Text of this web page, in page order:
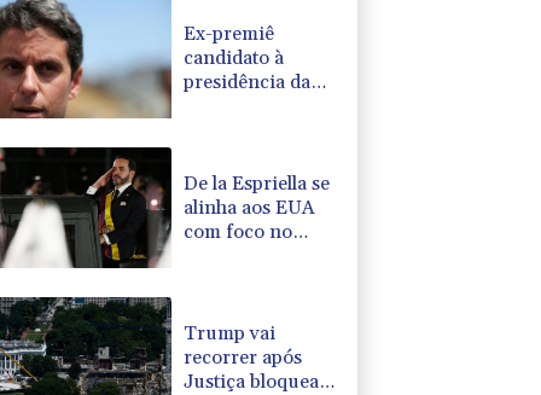
Ex-premiê
candidato à
presidência da
russa
De la Espriella se
alinha aos EUA
com foco no
Trump vai
recorrer após
Justiça bloquear